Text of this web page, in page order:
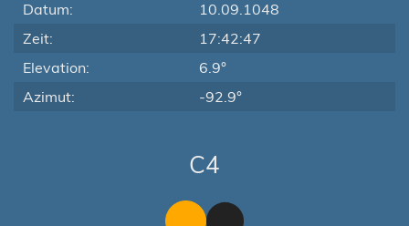
Datum:
10.09.1048
Zeit:
17:42:47
Elevation:
6.9°
Azimut:
-92.9°
C4